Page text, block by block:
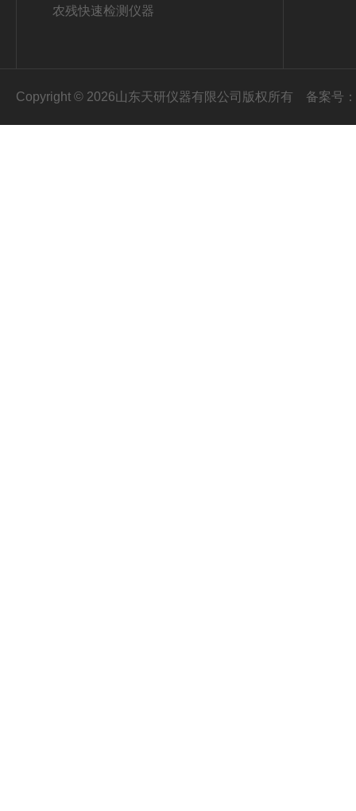
农残快速检测仪器
Copyright © 2026山东天研仪器有限公司版权所有 备案号